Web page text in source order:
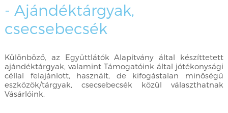
- Ajándéktárgyak,
csecsebecsék
Különböző, az Együttlátók Alapítvány által készíttetett
ajándéktárgyak, valamint Támogatóink által jótékonysági
céllal felajánlott, használt, de kifogástalan minőségű
eszközök/tárgyak, csecsebecsék közül választhatnak
Vásárlóink.